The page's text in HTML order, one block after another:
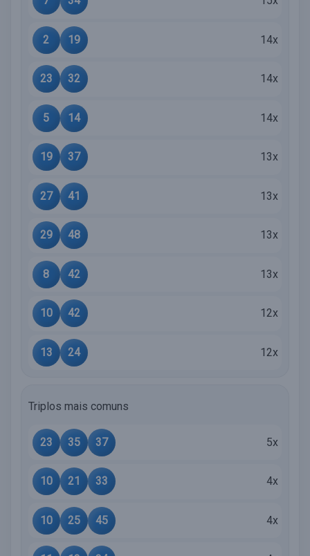
2 19 14x
23 32 14x
5 14 14x
19 37 13x
27 41 13x
29 48 13x
8 42 13x
10 42 12x
13 24 12x
Triplos mais comuns
23 35 37 5x
10 21 33 4x
10 25 45 4x